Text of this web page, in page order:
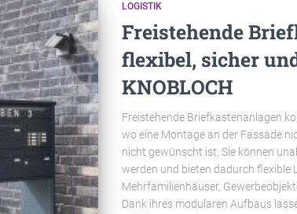
LOGISTIK
Freistehende
flexibel, sicher
KNOBLOCH
Freistehende Briefkastenanlagen
wo eine Montage an der Fassade
nicht gewünscht ist. Sie können
werden und bieten dadurch flexible
Mehrfamilienhäuser,
Dank ihres modularen Aufbaus